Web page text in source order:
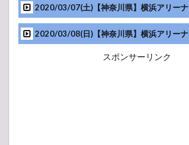
2020/03/07(土)【神奈川県】横浜アリーナ
2020/03/08(日)【神奈川県】横浜アリーナ
スポンサーリンク